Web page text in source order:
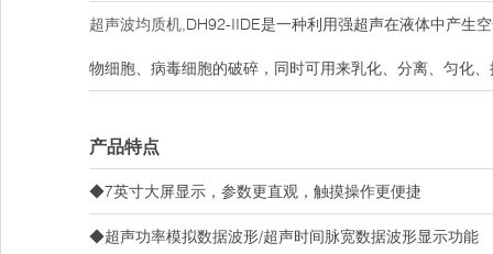
超声波均质机,DH92-IIDE是一种利用强超声在液体中产生
物细胞、病毒细胞的破碎，同时可用来乳化、分离、匀化
产品特点
◆7英寸大屏显示，参数更直观，触摸操作更便捷
◆超声功率模拟数据波形/超声时间脉宽数据波形显示功能